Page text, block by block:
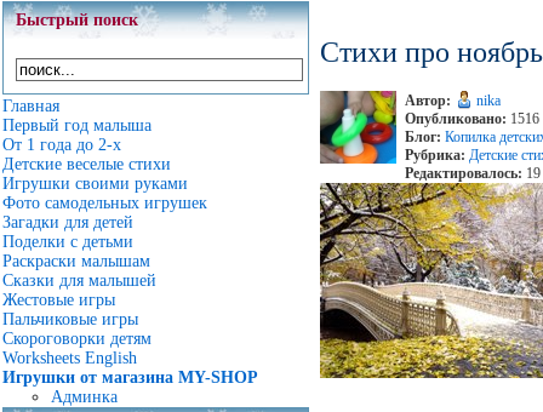
Быстрый поиск
Главная
Первый год малыша
От 1 года до 2-х
Детские веселые стихи
Игрушки своими руками
Фото самодельных игрушек
Загадки для детей
Поделки с детьми
Раскраски малышам
Сказки для малышей
Жестовые игры
Пальчиковые игры
Скороговорки детям
Worksheets English
Игрушки от магазина MY-SHOP
Админка
Стихи про ноябрь
Автор:
nika
Опубликовано:
Блог: Копилка
Рубрика: Детские
Редактировалось: